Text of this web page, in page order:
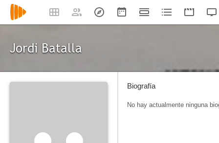
Jordi Batalla
Biografía
No hay actualmente ninguna